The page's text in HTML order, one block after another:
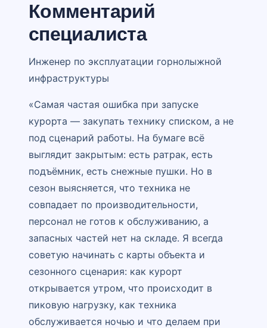
Комментарий
специалиста
Инженер по эксплуатации горнолыжной
инфраструктуры
«Самая частая ошибка при запуске
курорта — закупать технику списком, а не
под сценарий работы. На бумаге всё
выглядит закрытым: есть ратрак, есть
подъёмник, есть снежные пушки. Но в
сезон выясняется, что техника не
совпадает по производительности,
персонал не готов к обслуживанию, а
запасных частей нет на складе. Я всегда
советую начинать с карты объекта и
сезонного сценария: как курорт
открывается утром, что происходит в
пиковую нагрузку, как техника
обслуживается ночью и что делаем при